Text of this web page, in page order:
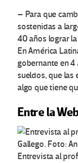
– Para que
sostenidas a
40 años lograr
En América
gobernante en 4
sueldos, que las
algo que tiene
Entre la
Entrevista al